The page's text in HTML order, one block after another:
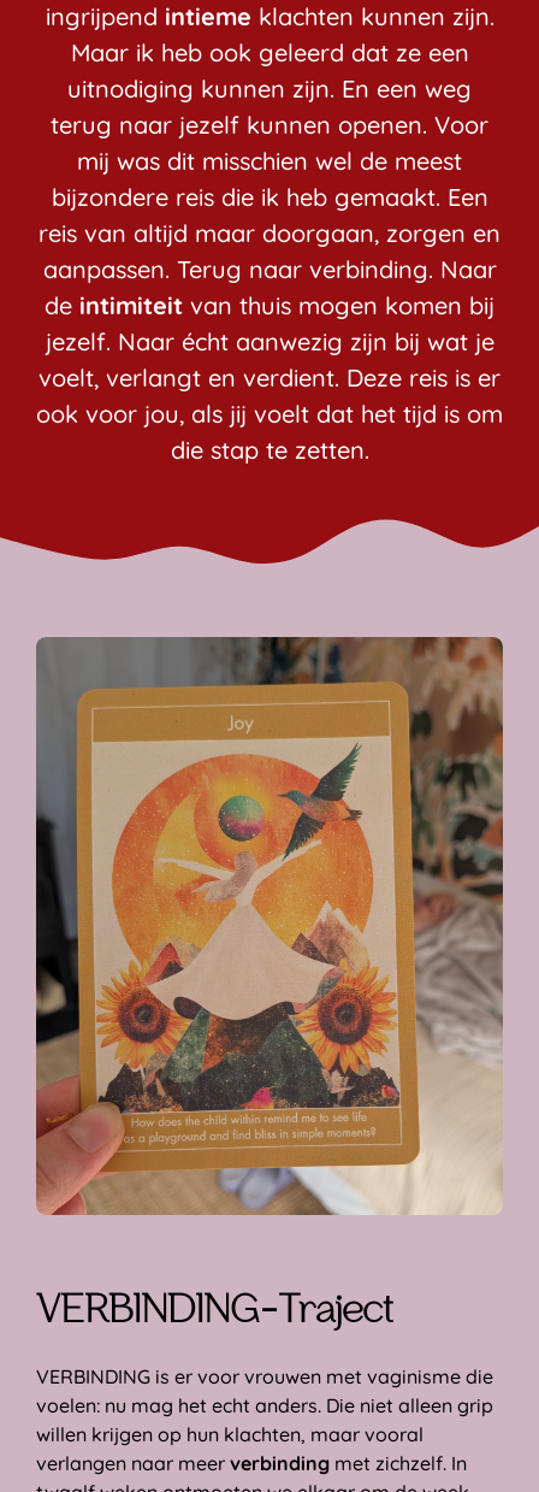
ingrijpend intieme klachten kunnen zijn.
Maar ik heb ook geleerd dat ze een
uitnodiging kunnen zijn. En een weg
terug naar jezelf kunnen openen. Voor
mij was dit misschien wel de meest
bijzondere reis die ik heb gemaakt. Een
reis van altijd maar doorgaan, zorgen en
aanpassen. Terug naar verbinding. Naar
de intimiteit van thuis mogen komen bij
jezelf. Naar écht aanwezig zijn bij wat je
voelt, verlangt en verdient. Deze reis is er
ook voor jou, als jij voelt dat het tijd is om
die stap te zetten.
VERBINDING-Traject
VERBINDING is er voor vrouwen met vaginisme die
voelen: nu mag het echt anders. Die niet alleen grip
willen krijgen op hun klachten, maar vooral
verlangen naar meer verbinding met zichzelf. In